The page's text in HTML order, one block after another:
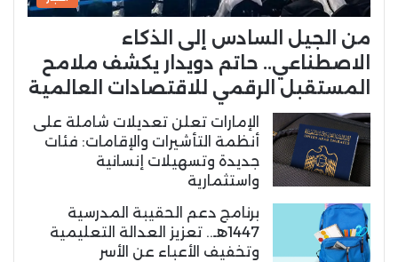
من الجيل السادس إلى الذكاء
الاصطناعي.. حاتم دويدار يكشف ملامح
المستقبل الرقمي للاقتصادات العالمية
الإمارات تعلن تعديلات شاملة على
أنظمة التأشيرات والإقامات: فئات
جديدة وتسهيلات إنسانية
واستثمارية
برنامج دعم الحقيبة المدرسية
1447هـ.. تعزيز العدالة التعليمية
وتخفيف الأعباء عن الأسر